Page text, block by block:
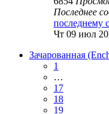
Последнее
последнему
Чт 09 июл
Зачарованная
1
…
17
18
19